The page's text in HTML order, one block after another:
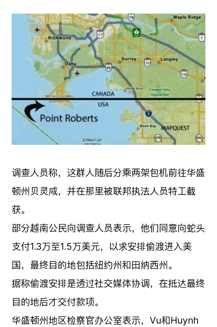
调查人员称，这群人随后分乘两架包机前往华盛
顿州贝灵咸，并在那里被联邦执法人员特工截
获。
部分越南公民向调查人员表示，他们同意向蛇头
支付1.3万至1.5万美元，以求安排偷渡进入美
国，最终目的地包括纽约州和田纳西州。
据称偷渡安排是透过社交媒体协调，在抵达最终
目的地后才交付款项。
华盛顿州地区检察官办公室表示，Vu和Huynh